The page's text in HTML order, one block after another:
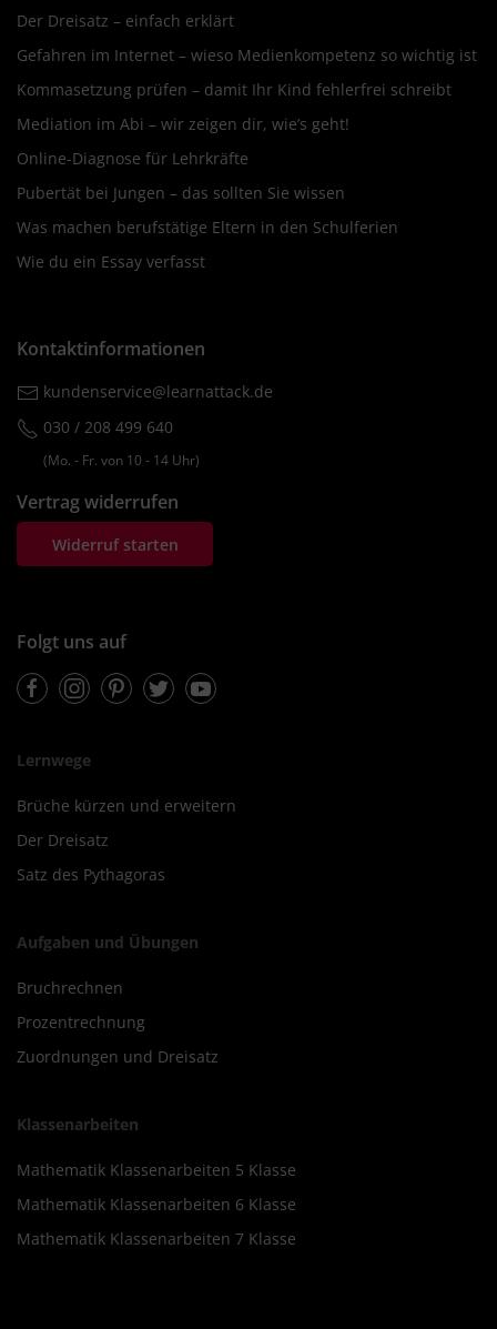
Der Dreisatz – einfach erklärt
Gefahren im Internet – wieso Medienkompetenz so wichtig ist
Kommasetzung prüfen – damit Ihr Kind fehlerfrei schreibt
Mediation im Abi – wir zeigen dir, wie’s geht!
Online-Diagnose für Lehrkräfte
Pubertät bei Jungen – das sollten Sie wissen
Was machen berufstätige Eltern in den Schulferien
Wie du ein Essay verfasst
Kontaktinformationen
kundenservice@learnattack.de
030 / 208 499 640
(Mo. ‐ Fr. von 10 ‐ 14 Uhr)
Vertrag widerrufen
Widerruf starten
Folgt uns auf
FacebookInstagramPinterestTwitterYoutube
Lernwege
Brüche kürzen und erweitern
Der Dreisatz
Satz des Pythagoras
Aufgaben und Übungen
Bruchrechnen
Prozentrechnung
Zuordnungen und Dreisatz
Klassenarbeiten
Mathematik Klassenarbeiten 5 Klasse
Mathematik Klassenarbeiten 6 Klasse
Mathematik Klassenarbeiten 7 Klasse